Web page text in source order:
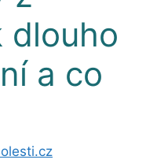
dlouho
a co